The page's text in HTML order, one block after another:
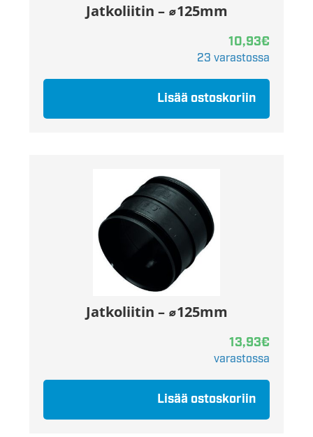
Jatkoliitin – ⌀125mm
10,93€
23 varastossa
Lisää ostoskoriin
Jatkoliitin – ⌀125mm
13,93€
varastossa
Lisää ostoskoriin